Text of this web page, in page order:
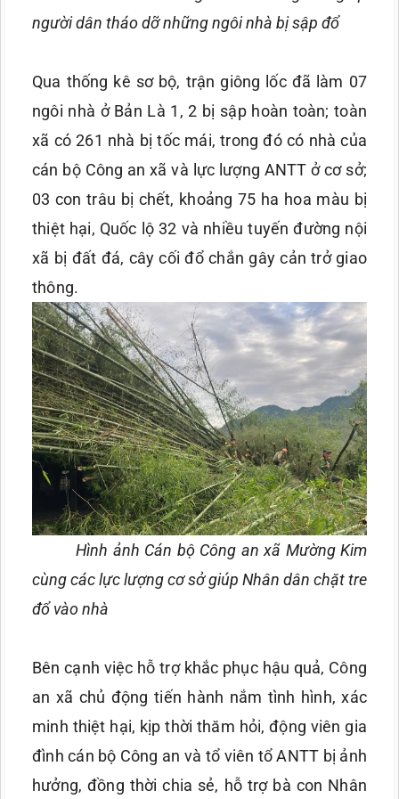
người dân tháo dỡ những ngôi nhà bị sập đổ
Qua thống kê sơ bộ, trận giông lốc đã làm 07
ngôi nhà ở Bản Là 1, 2 bị sập hoàn toàn; toàn
xã có 261 nhà bị tốc mái, trong đó có nhà của
cán bộ Công an xã và lực lượng ANTT ở cơ sở;
03 con trâu bị chết, khoảng 75 ha hoa màu bị
thiệt hại, Quốc lộ 32 và nhiều tuyến đường nội
xã bị đất đá, cây cối đổ chắn gây cản trở giao
thông.
Hình ảnh Cán bộ Công an xã Mường Kim
cùng các lực lượng cơ sở giúp Nhân dân chặt tre
đổ vào nhà
Bên cạnh việc hỗ trợ khắc phục hậu quả, Công
an xã chủ động tiến hành nắm tình hình, xác
minh thiệt hại, kịp thời thăm hỏi, động viên gia
đình cán bộ Công an và tổ viên tổ ANTT bị ảnh
hưởng, đồng thời chia sẻ, hỗ trợ bà con Nhân